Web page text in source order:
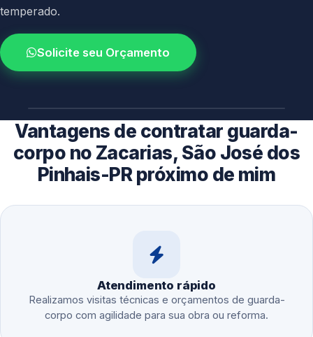
temperado.
Solicite seu Orçamento
4.9 / 5.0
avaliacao dos clientes
Vantagens de contratar guarda-
corpo no Zacarias, São José dos
Pinhais-PR próximo de mim
Atendimento rápido
Realizamos visitas técnicas e orçamentos de guarda-
corpo com agilidade para sua obra ou reforma.